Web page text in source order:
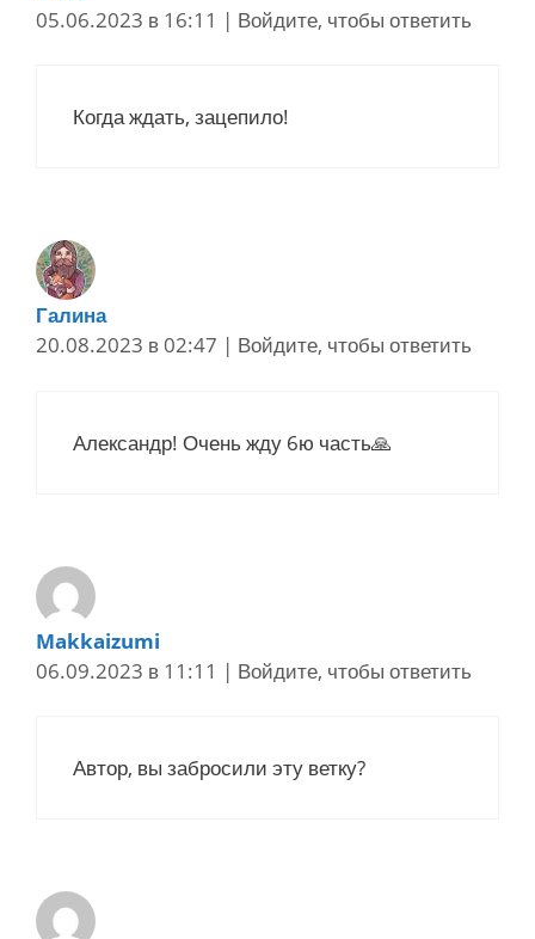
05.06.2023 в 16:11 | Войдите, чтобы ответить
Когда ждать, зацепило!
Галина
20.08.2023 в 02:47 | Войдите, чтобы ответить
Александр! Очень жду 6ю часть🙏
Makkaizumi
06.09.2023 в 11:11 | Войдите, чтобы ответить
Автор, вы забросили эту ветку?